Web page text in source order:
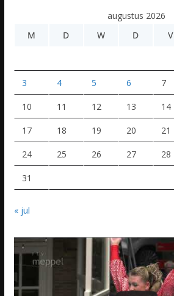
augustus 2026
M
D W D V
3 4 5 6 7
10 11 12 13 14
17 18 19 20 21
24 25 26 27 28
31
« jul